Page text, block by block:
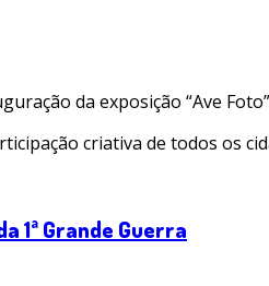
da exposição “Ave
criativa de todos os
1ª Grande Guerra